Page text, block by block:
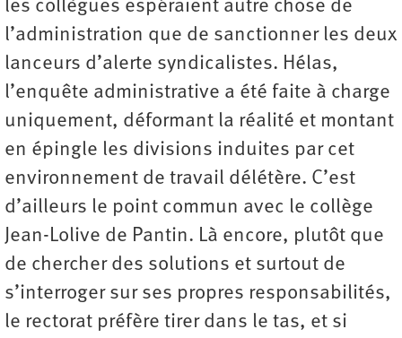
les collègues espéraient autre chose de
l’administration que de sanctionner les deux
lanceurs d’alerte syndicalistes. Hélas,
l’enquête administrative a été faite à charge
uniquement, déformant la réalité et montant
en épingle les divisions induites par cet
environnement de travail délétère. C’est
d’ailleurs le point commun avec le collège
Jean-Lolive de Pantin. Là encore, plutôt que
de chercher des solutions et surtout de
s’interroger sur ses propres responsabilités,
le rectorat préfère tirer dans le tas, et si